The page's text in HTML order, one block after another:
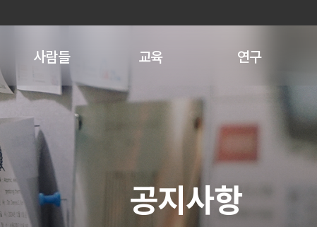
사람들 교육 연구
공지사항